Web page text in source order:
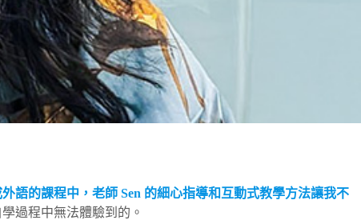
語的課程中，老師 Sen 的細心指導和互動式教學方法讓我不
過程中無法體驗到的。